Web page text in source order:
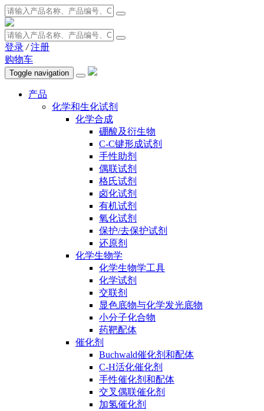
登录 / 注册
购物车
Toggle navigation
产品
化学和生化试剂
化学合成
硼酸及衍生物
C-C键形成试剂
手性助剂
偶联试剂
格氏试剂
卤化试剂
有机试剂
氧化试剂
保护/去保护试剂
还原剂
化学生物学
化学生物学工具
化学试剂
交联剂
显色底物与化学发光底物
小分子化合物
药靶配体
催化剂
Buchwald催化剂和配体
C-H活化催化剂
手性催化剂和配体
交叉偶联催化剂
加氢催化剂